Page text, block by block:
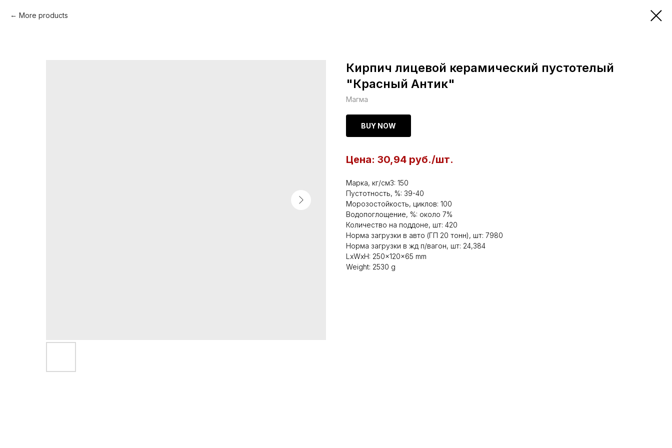
More products
Кирпич лицевой керамический пустотелый
"Красный Антик"
Магма
BUY NOW
Цена: 30,94 руб./шт.
Марка, кг/см3: 150
Пустотность, %: 39-40
Морозостойкость, циклов: 100
Водопоглощение, %: около 7%
Количество на поддоне, шт: 420
Норма загрузки в авто (ГП 20 тонн), шт: 7980
Норма загрузки в жд п/вагон, шт: 24,384
LxWxH: 250x120x65 mm
Weight: 2530 g